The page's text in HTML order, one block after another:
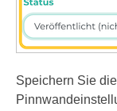
Speichern Sie